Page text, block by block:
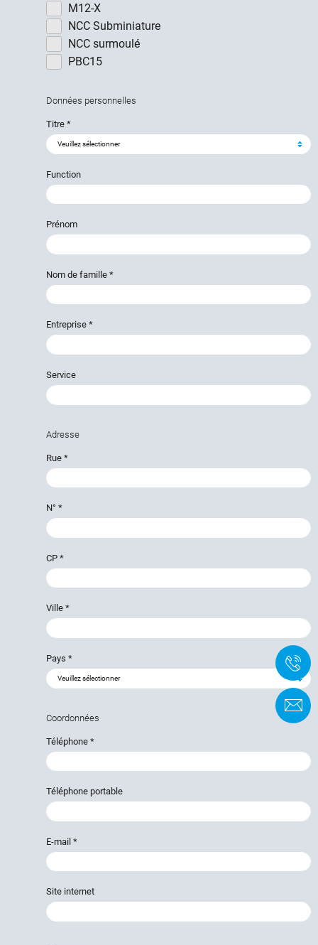
M12-X
NCC Subminiature
NCC surmoulé
PBC15
Données personnelles
Titre *
Function
Prénom
Nom de famille *
Entreprise *
Service
Adresse
Rue *
N° *
CP *
Ville *
Pays *
Coordonnées
Téléphone *
Téléphone portable
E-mail *
Site internet